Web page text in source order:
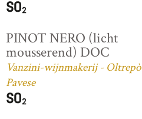
PINOT NERO (licht
mousserend) DOC
Vanzini-wijnmakerij - Oltrepò
Pavese